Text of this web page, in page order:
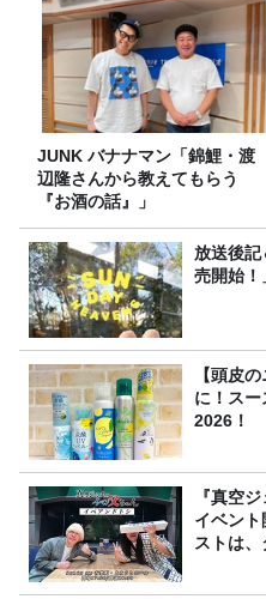
JUNK バナナマン「錦鯉・渡
辺隆さんから教えてもらう
『お酒の話』」
放送後記
売開始！
【頭皮
に！ス
2026！
『真空
イベン
ストは、